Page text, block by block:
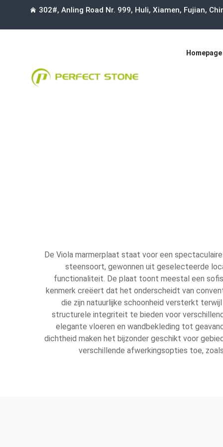
302#, Anling Road Nr. 999, Huli, Xiamen, Fujian,
Homepage
De Viola marmerplaat staat voor een
steensoort, gewonnen uit geselecteerde
functionaliteit. De plaat toont meestal een
kenmerk creëert dat het onderscheidt van
die zijn natuurlijke schoonheid versterkt
structurele integriteit te bieden voor
elegante vloeren en wandbekleding tot
dichtheid maken het bijzonder geschikt voor
verschillende afwerkingsopties toe,